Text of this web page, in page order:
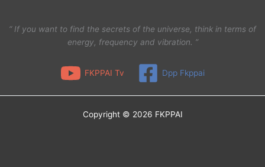
“ If you want to find the secrets of the universe, think in terms of
energy, frequency and vibration. ”
FKPPAI Tv Dpp Fkppai
Copyright © 2026 FKPPAI